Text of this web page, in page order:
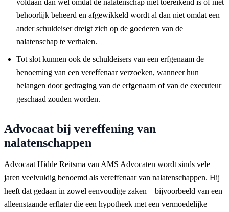
voldaan dan wel omdat de nalatenschap niet toereikend is of niet
behoorlijk beheerd en afgewikkeld wordt al dan niet omdat een
ander schuldeiser dreigt zich op de goederen van de
nalatenschap te verhalen.
Tot slot kunnen ook de schuldeisers van een erfgenaam de
benoeming van een vereffenaar verzoeken, wanneer hun
belangen door gedraging van de erfgenaam of van de executeur
geschaad zouden worden.
Advocaat bij vereffening van
nalatenschappen
Advocaat Hidde Reitsma van AMS Advocaten wordt sinds vele
jaren veelvuldig benoemd als vereffenaar van nalatenschappen. Hij
heeft dat gedaan in zowel eenvoudige zaken – bijvoorbeeld van een
alleenstaande erflater die een hypotheek met een vermoedelijke